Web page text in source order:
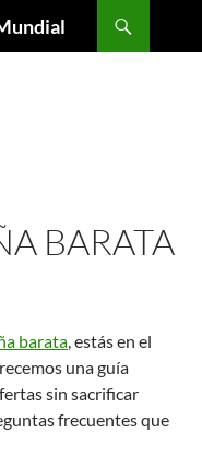
BARATA
barata, estás en el
una guía
sin sacrificar
frecuentes que